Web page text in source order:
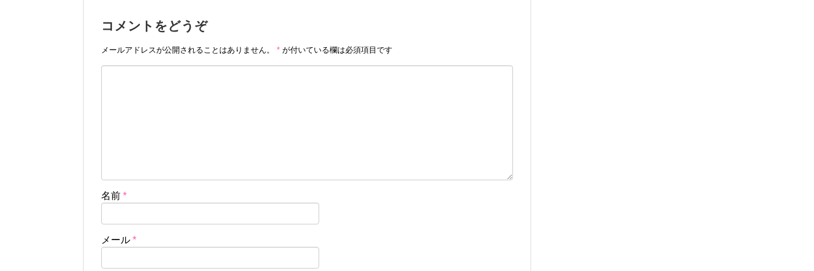
コメントをどうぞ
メールアドレスが公開されることはありません。 * が付いている欄は必須項目です
名前 *
メール *